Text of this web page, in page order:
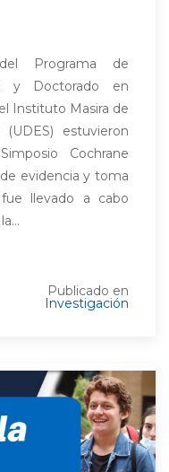
Programa de
y Doctorado en
Instituto Masira de
estuvieron
Cochrane
evidencia y toma
llevado a cabo
Publicado en
Investigación